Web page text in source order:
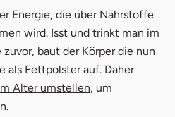
Energie, die über Nährstoffe
wird. Isst und trinkt man im
baut der Körper die nun
als Fettpolster auf. Daher
Alter umstellenöffnet in neuem
, um